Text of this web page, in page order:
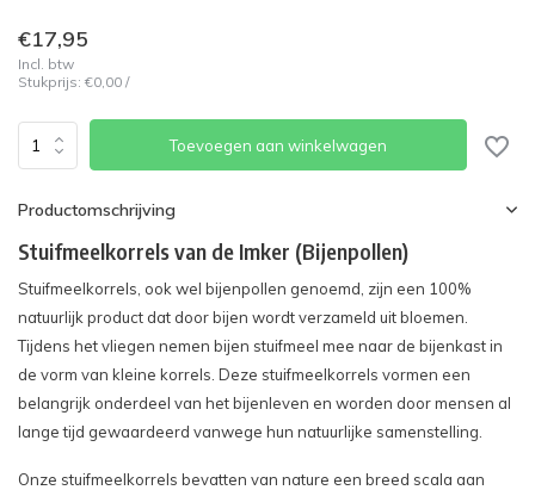
€17,95
Incl. btw
Stukprijs: €0,00 /
Toevoegen aan winkelwagen
Productomschrijving
Stuifmeelkorrels van de Imker (Bijenpollen)
Stuifmeelkorrels, ook wel bijenpollen genoemd, zijn een 100%
natuurlijk product dat door bijen wordt verzameld uit bloemen.
Tijdens het vliegen nemen bijen stuifmeel mee naar de bijenkast in
de vorm van kleine korrels. Deze stuifmeelkorrels vormen een
belangrijk onderdeel van het bijenleven en worden door mensen al
lange tijd gewaardeerd vanwege hun natuurlijke samenstelling.
Onze stuifmeelkorrels bevatten van nature een breed scala aan